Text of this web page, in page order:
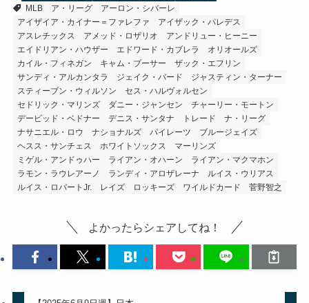
MLB
ア・リーグ
アーロン・シバーレ
アイザイア・カイナー＝ファレファ
アイザック・パレデス
アスレチックス
アメッド・ロザリオ
アンドリュー・ヒーニー
エイドリアン・ハウザー
エドワード・カブレラ
オリオールズ
カイル・フィネガン
キャム・ブーサー
ザック・エフリン
サンディ・アルカンタラ
ジェイク・バード
ジャスティン・ターナー
スティーブン・ウィルソン
セス・ハルヴォルセン
セドリック・マリンズ
ダニー・ジャンセン
チャーリー・モートン
デービッド・ベドナー
デニス・サンタナ トレード
ナ・リーグ
ナサニエル・ロウ
ナショナルズ パイレーツ
ブルージェイズ
ヘスス・サンチェス
ホワイトソックス
マーリンズ
ミゲル・アンドゥハー
ライアン・オハーン
ライアン・マクマホン
ラモン・ラウレアーノ
ランディ・アロザレーナ
ルイス・ウリアス
ルイス・ロバートJr.
レイズ ロッキーズ ワイルドカード 菅野智之
よかったらシェアしてね！